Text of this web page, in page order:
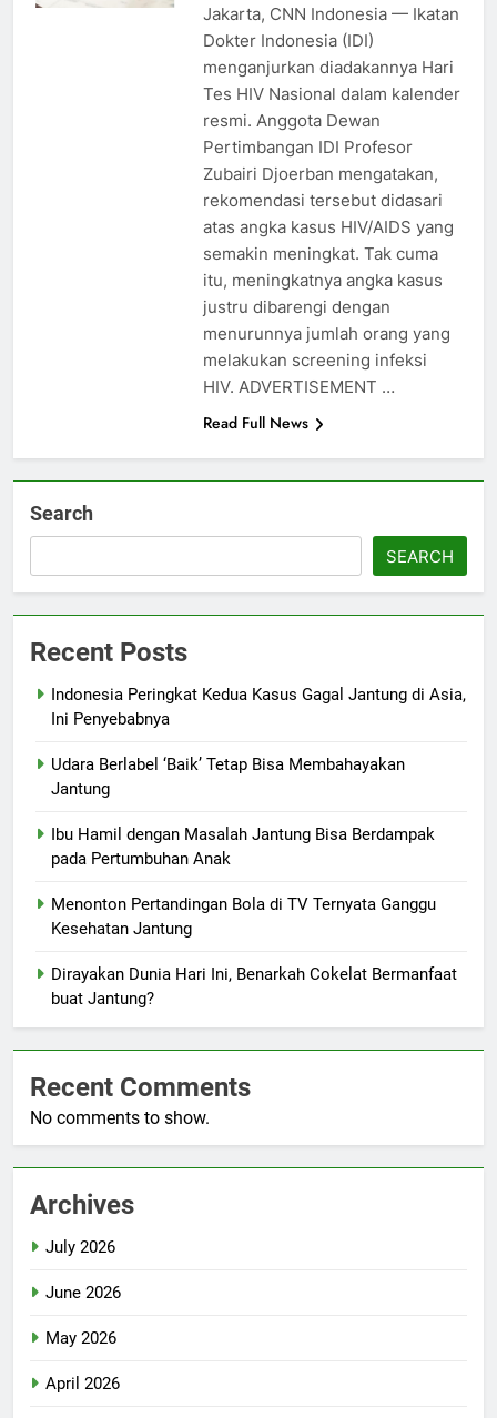
Jakarta, CNN Indonesia — Ikatan
Dokter Indonesia (IDI)
menganjurkan diadakannya Hari
Tes HIV Nasional dalam kalender
resmi. Anggota Dewan
Pertimbangan IDI Profesor
Zubairi Djoerban mengatakan,
rekomendasi tersebut didasari
atas angka kasus HIV/AIDS yang
semakin meningkat. Tak cuma
itu, meningkatnya angka kasus
justru dibarengi dengan
menurunnya jumlah orang yang
melakukan screening infeksi
HIV. ADVERTISEMENT …
Read Full News
Search
SEARCH
Recent Posts
Indonesia Peringkat Kedua Kasus Gagal Jantung di Asia,
Ini Penyebabnya
Udara Berlabel ‘Baik’ Tetap Bisa Membahayakan
Jantung
Ibu Hamil dengan Masalah Jantung Bisa Berdampak
pada Pertumbuhan Anak
Menonton Pertandingan Bola di TV Ternyata Ganggu
Kesehatan Jantung
Dirayakan Dunia Hari Ini, Benarkah Cokelat Bermanfaat
buat Jantung?
Recent Comments
No comments to show.
Archives
July 2026
June 2026
May 2026
April 2026